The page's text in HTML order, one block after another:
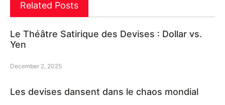
Related Posts
Le Théâtre Satirique des Devises : Dollar vs.
Yen
December 2, 2025
Les devises dansent dans le chaos mondial